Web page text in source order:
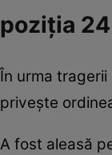
poziția 24
În urma
privește
A fost aleasă